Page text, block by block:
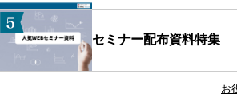
セミナー配布資料特集
お